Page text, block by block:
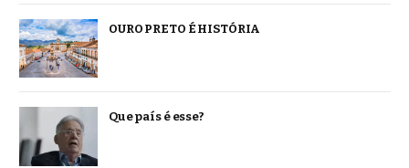
OURO PRETO É HISTÓRIA
Que país é esse?